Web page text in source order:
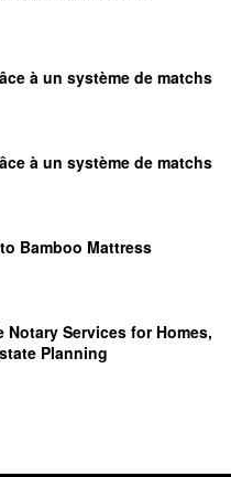
à un système de matchs
à un système de matchs
Bamboo Mattress
Notary Services for Homes,
Planning